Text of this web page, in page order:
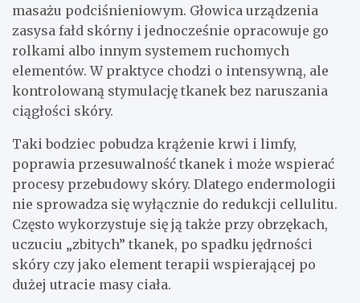
masażu podciśnieniowym. Głowica urządzenia
zasysa fałd skórny i jednocześnie opracowuje go
rolkami albo innym systemem ruchomych
elementów. W praktyce chodzi o intensywną, ale
kontrolowaną stymulację tkanek bez naruszania
ciągłości skóry.
Taki bodziec pobudza krążenie krwi i limfy,
poprawia przesuwalność tkanek i może wspierać
procesy przebudowy skóry. Dlatego endermologii
nie sprowadza się wyłącznie do redukcji cellulitu.
Często wykorzystuje się ją także przy obrzękach,
uczuciu „zbitych” tkanek, po spadku jędrności
skóry czy jako element terapii wspierającej po
dużej utracie masy ciała.